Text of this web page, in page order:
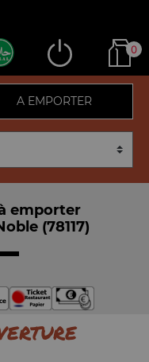
0
A EMPORTER
emporter
(78117)